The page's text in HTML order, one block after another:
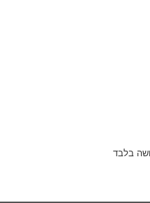
בלבד